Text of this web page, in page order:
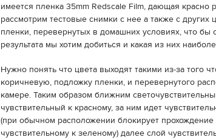
имеется пленка 35mm Redscale Film, дающая красно
рассмотрим тестовые снимки с нее а также с
пленки, перевернутых в домашних условиях, что бы
результата мы хотим добиться и какая из них
Нужно понять что цвета выходят такими из-за того
коричневую, подложку пленки, и перевернутого
камере. Таким образом ближним
чувствительный к красному, за ним идет
(при обычном расположении блокирует прохождение
чувствительному к зеленому) далее слой